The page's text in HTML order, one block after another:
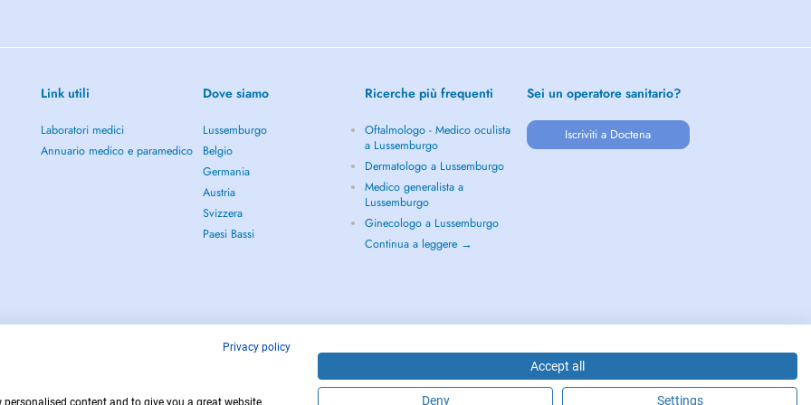
at the Kinelis clinic.
pain (lower back pain,
reconstruction, scar
common neurological
in daily activities.
Link utili
Laboratori medici
Annuario medico e paramedico
Dove siamo
Lussemburgo
Belgio
Germania
Austria
Svizzera
Paesi Bassi
Ricerche più frequenti
Oftalmologo - Medico oculista
a Lussemburgo
Dermatologo a Lussemburgo
Medico generalista a
Lussemburgo
Ginecologo a Lussemburgo
Continua a leggere →
Sei un operatore sanitario?
Iscriviti a Doctena
Privacy policy
content and to give you a great website
Accept all
Deny Settings